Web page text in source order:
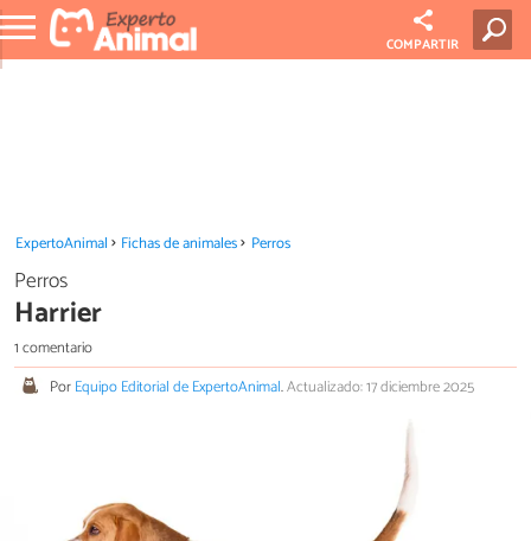
COMPARTIR
ExpertoAnimal Fichas de animales Perros
Perros
Harrier
1 comentario
PorEquipo Editorial de ExpertoAnimal.Actualizado: 17 diciembre 2025